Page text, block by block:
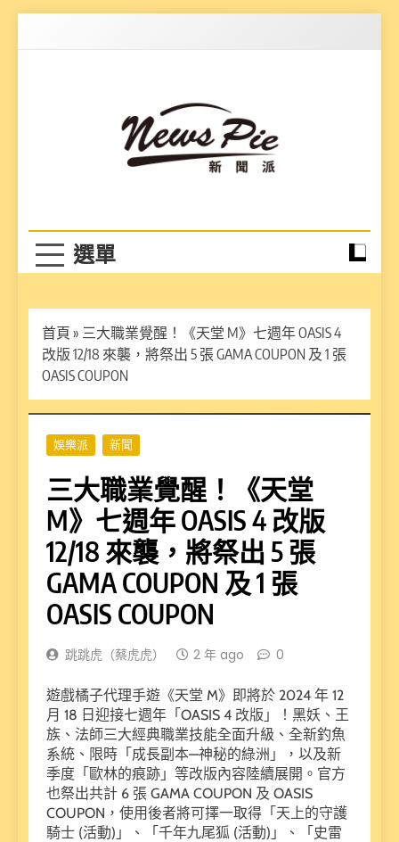
首頁 » 三大職業覺醒！《天堂 M》七週年 OASIS 4
改版 12/18 來襲，將祭出 5 張 GAMA COUPON 及 1 張
OASIS COUPON
娛樂派 新聞
三大職業覺醒！《天堂
M》七週年 OASIS 4 改版
12/18 來襲，將祭出 5 張
GAMA COUPON 及 1 張
OASIS COUPON
跳跳虎（蔡虎虎） 2 年 ago 0
遊戲橘子代理手遊《天堂 M》即將於 2024 年 12
月 18 日迎接七週年「OASIS 4 改版」！黑妖、王
族、法師三大經典職業技能全面升級、全新釣魚
系統、限時「成長副本—神秘的綠洲」，以及新
季度「歐林的痕跡」等改版內容陸續展開。官方
也祭出共計 6 張 GAMA COUPON 及 OASIS
COUPON，使用後者將可擇一取得「天上的守護
騎士 (活動)」、「千年九尾狐 (活動)」、「史雷